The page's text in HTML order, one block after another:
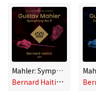
Mahler: Symphony No. 9 in D Major
B
ernard Haitink, Royal Concertgebouw Orchestra